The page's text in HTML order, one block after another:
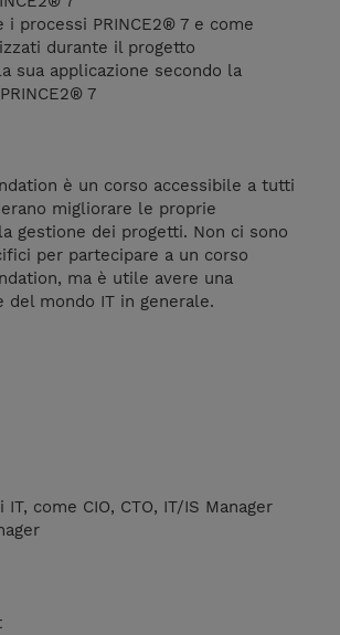
i processi PRINCE2® 7 e come
durante il progetto
sua applicazione secondo la
7
è un corso accessibile a tutti
migliorare le proprie
gestione dei progetti. Non ci sono
per partecipare a un corso
ma è utile avere una
del mondo IT in generale.
come CIO, CTO, IT/IS Manager